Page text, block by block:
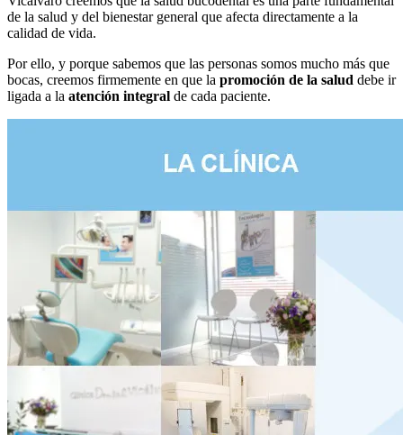
de la salud y del bienestar general que afecta directamente a la
calidad de vida.
Por ello, y porque sabemos que las personas somos mucho más que
bocas, creemos firmemente en que la promoción de la salud debe ir
ligada a la atención integral de cada paciente.